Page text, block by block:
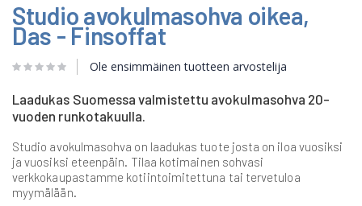
to
the
beginning
the
gallery
Studio avokulmasohva oikea,
Das - Finsoffat
Ole ensimmäinen tuotteen arvostelija
Laadukas Suomessa valmistettu avokulmasohva 20-
vuoden runkotakuulla.
Studio avokulmasohva on laadukas tuote josta on iloa vuosiksi
ja vuosiksi eteenpäin. Tilaa kotimainen sohvasi
verkkokaupastamme kotiintoimitettuna tai tervetuloa
myymälään.